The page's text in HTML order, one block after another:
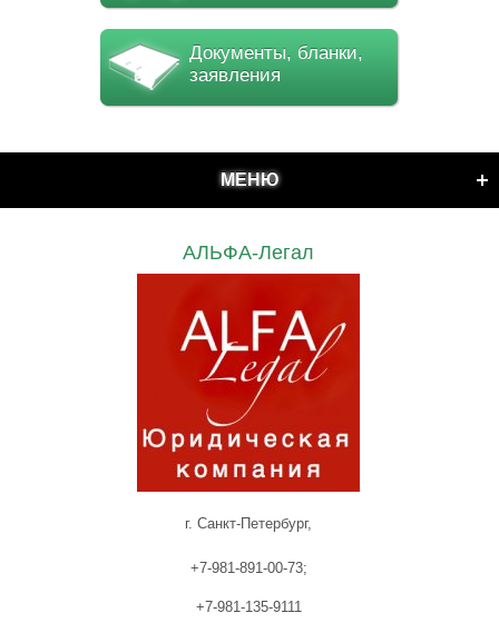
Документы, бланки,
заявления
МЕНЮ
АЛЬФА-Легал
г. Санкт-Петербург,
+7-981-891-00-73;
+7-981-135-9111